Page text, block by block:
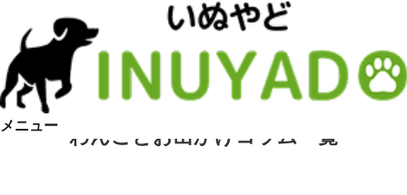
メニュー わんことお出かけコラム一覧